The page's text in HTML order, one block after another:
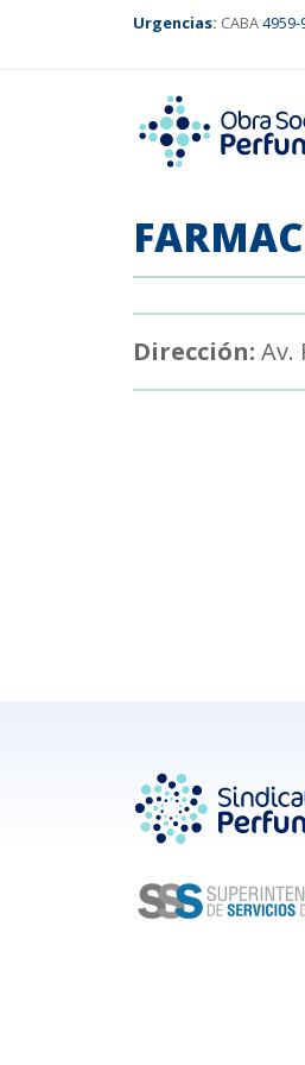
Urgencias: CABA4959-
Dirección: Av.